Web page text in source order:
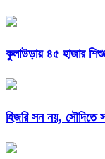
কুলাউড়ায় ৪৫ হাজার
হিজরি সন নয়, সৌদিতে